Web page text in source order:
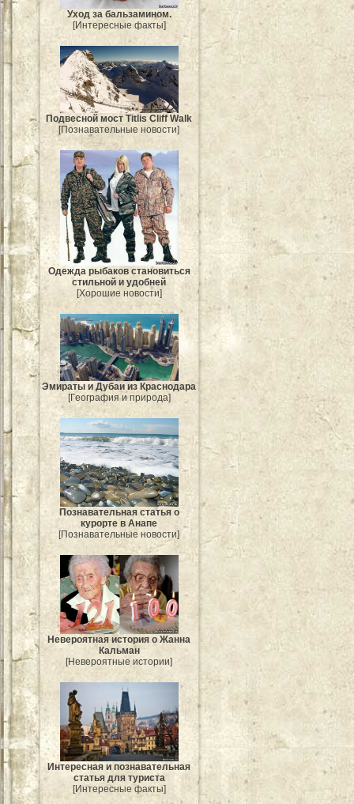
Уход за бальзамином.
[Интересные факты]
Подвесной мост Titlis Cliff Walk
[Познавательные новости]
Одежда рыбаков становиться
стильной и удобней
[Хорошие новости]
Эмираты и Дубаи из Краснодара
[География и природа]
Познавательная статья о
курорте в Анапе
[Познавательные новости]
Невероятная история о Жанна
Кальман
[Невероятные истории]
Интересная и познавательная
статья для туриста
[Интересные факты]